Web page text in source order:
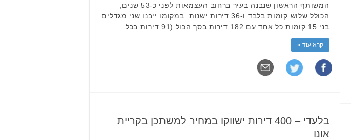
המשותף הראשון שנבנה בעיר ברחוב העצמאות לפני כ-53 שנים,
הכולל שלוש קומות בלבד ו-36 דירות ישנות. במקומו ייבנו שני מגדלים
בני 15 קומות כל אחד עם 182 דירות בסך הכול (91 דירות בכל …
קרא עוד »
בלעדי – 400 דירות ישווקו במחיר למשתכן בקריית
אונו